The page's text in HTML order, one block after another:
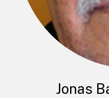
Jonas